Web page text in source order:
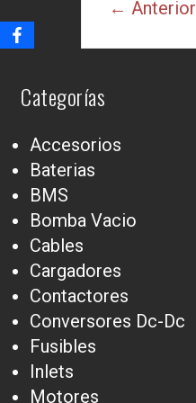
← Anterior
Categorías
Accesorios
Baterias
BMS
Bomba Vacio
Cables
Cargadores
Contactores
Conversores Dc-Dc
Fusibles
Inlets
Motores